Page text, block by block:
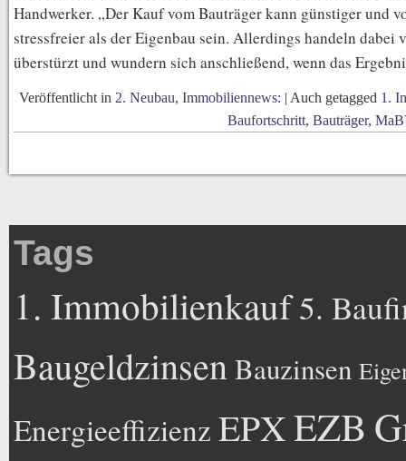
Handwerker. „Der Kauf vom Bauträger kann günstiger und
stressfreier als der Eigenbau sein. Allerdings handeln dabei
überstürzt und wundern sich anschließend, wenn das
Veröffentlicht in 2. Neubau, Immobiliennews: | Auch getagged 1.
Baufortschritt, Bauträger,
Tags
1. Immobilienkauf5.
BaugeldzinsenBauzinsen
Energieeffizienz EPXEZB